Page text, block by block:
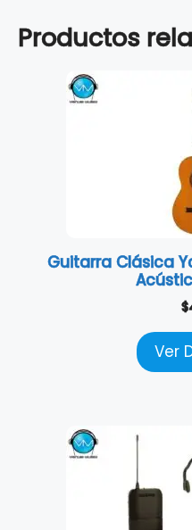
Productos
Guitarra Clásica
$
Ver